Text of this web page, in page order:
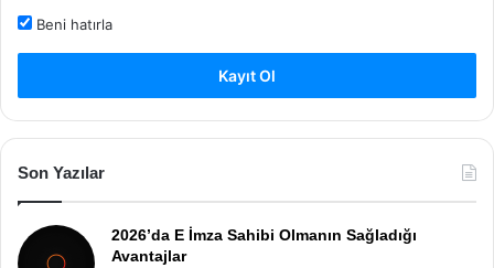
Beni hatırla
Kayıt Ol
Son Yazılar
2026’da E İmza Sahibi Olmanın Sağladığı
Avantajlar